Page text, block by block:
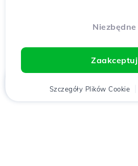
Niezbędne
Zaakceptuj
Szczegóły Plików Cookie
Klient Koszyk